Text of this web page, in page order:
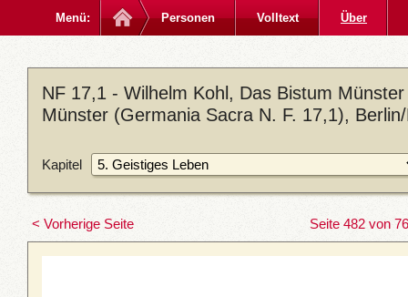
Menü: Personen Volltext Über
NF 17,1 - Wilhelm Kohl, Das Bistum
Münster (Germania Sacra N. F. 17,1),
Kapitel
< Vorherige Seite Seite 482 von